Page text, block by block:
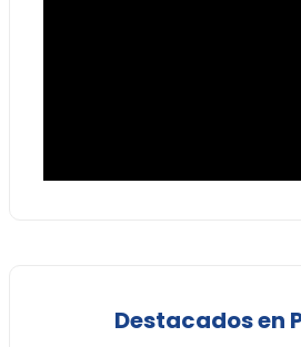
Destacados en